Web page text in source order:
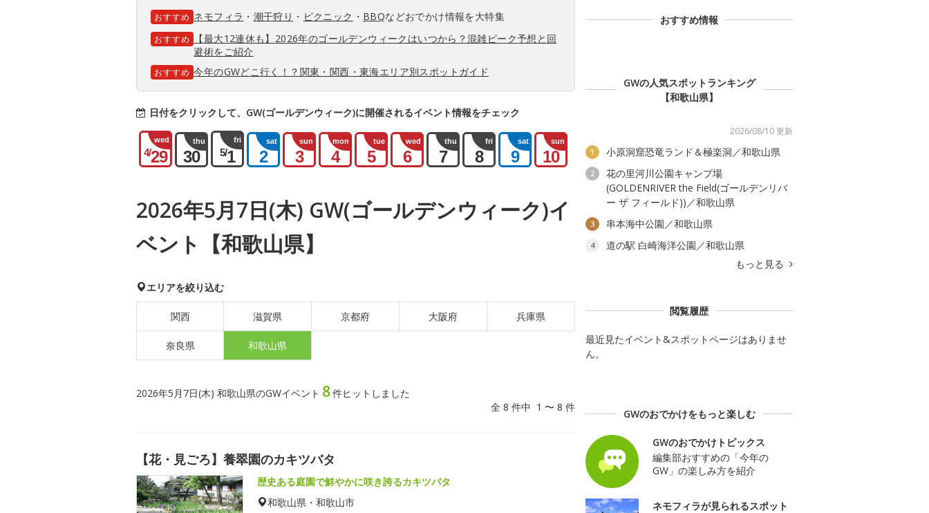
おすすめ ネモフィラ ・ 潮干狩り ・ ピクニック ・ BBQなどおでかけ情報を大特集
おすすめ
【最大12連休も】2026年のゴールデンウィークはいつから？混雑ピーク予想と回
避術をご紹介
おすすめ 今年のGWどこ行く！？関東・関西・東海エリア別スポットガイド
日付をクリックして、GW(ゴールデンウィーク)に開催されるイベント情報をチェック
wed
4/29
thu
30
fri
5/1
sat
2
sun
3
mon
4
tue
5
wed
6
thu
7
fri
8
sat
9
sun
10
2026年5月7日(木) GW(ゴールデンウィーク)イ
ベント【和歌山県】
エリアを絞り込む
関西 滋賀県 京都府 大阪府 兵庫県
奈良県 和歌山県
2026年5月7日(木) 和歌山県のGWイベント 8件ヒットしました
全 8 件中 1 〜 8 件
【花・見ごろ】養翠園のカキツバタ
歴史ある庭園で鮮やかに咲き誇るカキツバタ
和歌山県・和歌山市
おすすめ情報
GWの人気スポットランキング
【和歌山県】
2026/08/10 更新
1 小原洞窟恐竜ランド＆極楽洞／和歌山県
2
花の里河川公園キャンプ場
(GOLDENRIVER the Field(ゴールデンリバ
ー ザ フィールド))／和歌山県
3 串本海中公園／和歌山県
4
道の駅 白崎海洋公園／和歌山県
もっと見る
閲覧履歴
最近見たイベント&スポットページはありませ
ん。
GWのおでかけをもっと楽しむ
GWのおでかけトピックス
編集部おすすめの「今年の
GW」の楽しみ方を紹介
ネモフィラが見られるスポット